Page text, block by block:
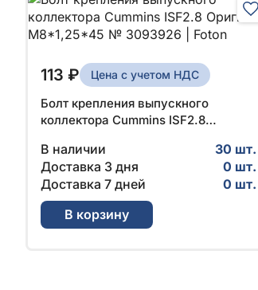
113 ₽ Цена с учетом НДС
Болт крепления выпускного
коллектора Cummins ISF2.8
Foton
В наличии
30 шт.
Доставка 3 дня
0 шт.
Доставка 7 дней
0 шт.
В корзину